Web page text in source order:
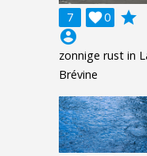
7 0

grade
account_circle
zonnige rust in
Brévine